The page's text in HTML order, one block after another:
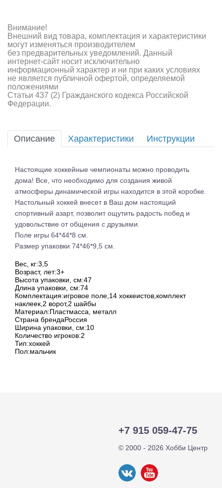
Оптовая продажа запчастей для моделей
Внимание!
Внешний вид товара, комплектация и характеристики
могут изменяться производителем
без предварительных уведомлений. Данный
интернет-сайт носит исключительно
информационный характер и ни при каких условиях
не является публичной офертой, определяемой
положениями
Статьи 437 (2) Гражданского кодекса Российской
Федерации.
Описание Характеристики Инструкции
Настоящие хоккейные чемпионаты можно проводить
дома! Все, что необходимо для создания живой
атмосферы динамической игры находится в этой коробке.
Настольный хоккей внесет в Ваш дом настоящий
спортивный азарт, позволит ощутить радость побед и
удовольствие от общения с друзьями.
Поле игры 64*44*8 см.
Размер упаковки 74*46*9,5 см.
Вес, кг:3,5
Возраст, лет:3+
Высота упаковки, см:47
Длина упаковки, см:74
Комплектация:игровое поле,14 хоккеистов,комплект
наклеек,2 ворот,2 шайбы
Материал:Пластмасса, металл
Страна брендаРоссия
Ширина упаковки, см:10
Количество игроков:2
Тип:хоккей
Пол:мальчик
+7 915 059-47-75
© 2000 - 2026 Хобби Центр